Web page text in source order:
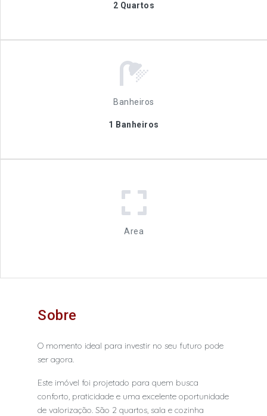
2 Quartos
Banheiros
1 Banheiros
Area
Sobre
O momento ideal para investir no seu futuro pode
ser agora.
Este imóvel foi projetado para quem busca
conforto, praticidade e uma excelente oportunidade
de valorização. São 2 quartos, sala e cozinha